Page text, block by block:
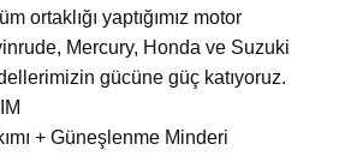
ortaklığı yaptığımız motor
Mercury, Honda ve Suzuki
gücüne güç katıyoruz.
+ Güneşlenme Minderi